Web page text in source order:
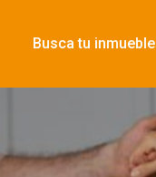
Busca tu inmueble